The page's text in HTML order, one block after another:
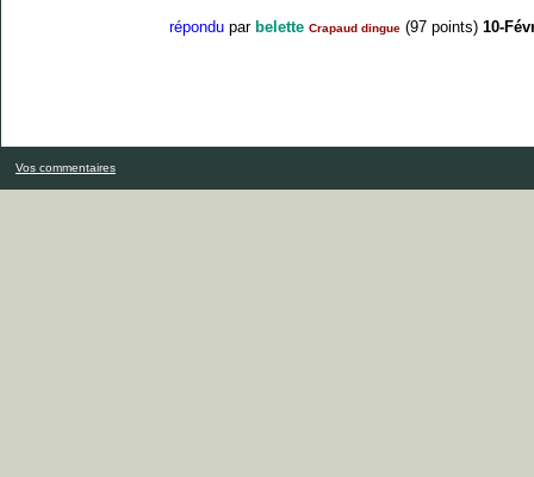
répondu par belette Crapaud dingue (97 points) 10-
Vos commentaires